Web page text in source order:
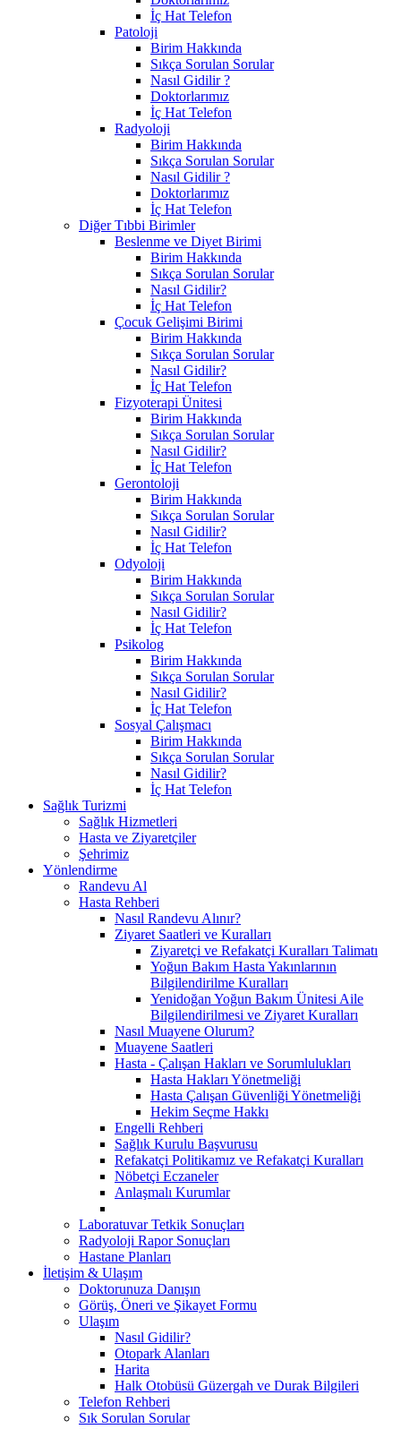
İç Hat Telefon
Patoloji
Birim Hakkında
Sıkça Sorulan Sorular
Nasıl Gidilir ?
Doktorlarımız
İç Hat Telefon
Radyoloji
Birim Hakkında
Sıkça Sorulan Sorular
Nasıl Gidilir ?
Doktorlarımız
İç Hat Telefon
Diğer Tıbbi Birimler
Beslenme ve Diyet Birimi
Birim Hakkında
Sıkça Sorulan Sorular
Nasıl Gidilir?
İç Hat Telefon
Çocuk Gelişimi Birimi
Birim Hakkında
Sıkça Sorulan Sorular
Nasıl Gidilir?
İç Hat Telefon
Fizyoterapi Ünitesi
Birim Hakkında
Sıkça Sorulan Sorular
Nasıl Gidilir?
İç Hat Telefon
Gerontoloji
Birim Hakkında
Sıkça Sorulan Sorular
Nasıl Gidilir?
İç Hat Telefon
Odyoloji
Birim Hakkında
Sıkça Sorulan Sorular
Nasıl Gidilir?
İç Hat Telefon
Psikolog
Birim Hakkında
Sıkça Sorulan Sorular
Nasıl Gidilir?
İç Hat Telefon
Sosyal Çalışmacı
Birim Hakkında
Sıkça Sorulan Sorular
Nasıl Gidilir?
İç Hat Telefon
Sağlık Turizmi
Sağlık Hizmetleri
Hasta ve Ziyaretçiler
Şehrimiz
Yönlendirme
Randevu Al
Hasta Rehberi
Nasıl Randevu Alınır?
Ziyaret Saatleri ve Kuralları
Ziyaretçi ve Refakatçi Kuralları Talimatı
Yoğun Bakım Hasta Yakınlarının
Bilgilendirilme Kuralları
Yenidoğan Yoğun Bakım Ünitesi Aile
Bilgilendirilmesi ve Ziyaret Kuralları
Nasıl Muayene Olurum?
Muayene Saatleri
Hasta - Çalışan Hakları ve Sorumlulukları
Hasta Hakları Yönetmeliği
Hasta Çalışan Güvenliği Yönetmeliği
Hekim Seçme Hakkı
Engelli Rehberi
Sağlık Kurulu Başvurusu
Refakatçi Politikamız ve Refakatçi Kuralları
Nöbetçi Eczaneler
Anlaşmalı Kurumlar
Laboratuvar Tetkik Sonuçları
Radyoloji Rapor Sonuçları
Hastane Planları
İletişim & Ulaşım
Doktorunuza Danışın
Görüş, Öneri ve Şikayet Formu
Ulaşım
Nasıl Gidilir?
Otopark Alanları
Harita
Halk Otobüsü Güzergah ve Durak Bilgileri
Telefon Rehberi
Sık Sorulan Sorular